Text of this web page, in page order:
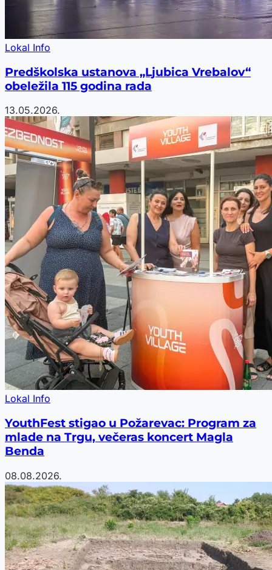
Lokal Info
Predškolska ustanova „Ljubica Vrebalov“
obeležila 115 godina rada
13.05.2026.
Lokal Info
YouthFest stigao u Požarevac: Program za
mlade na Trgu, večeras koncert Magla
Benda
08.08.2026.